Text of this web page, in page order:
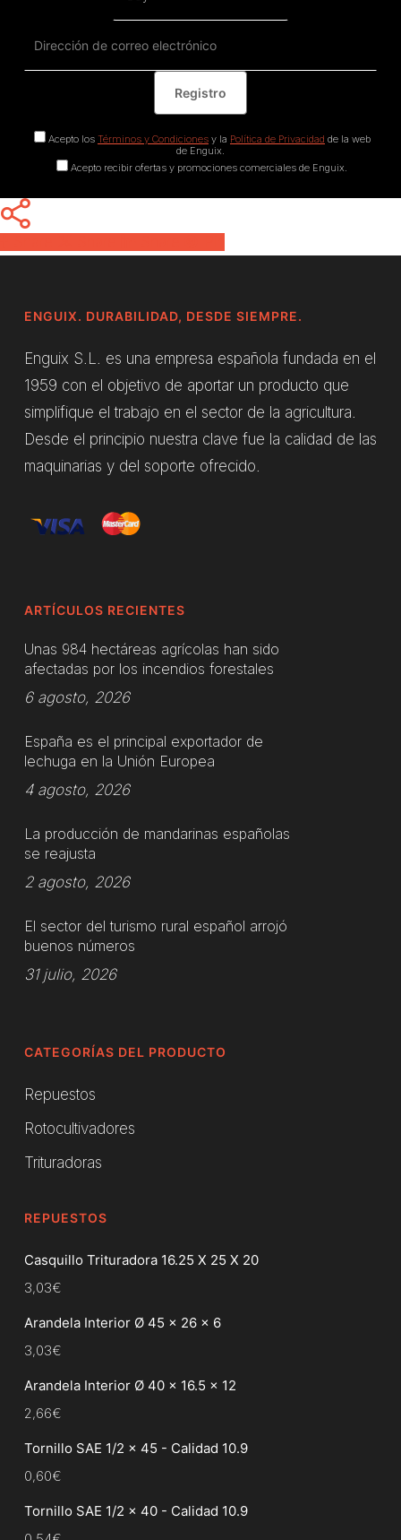
Acepto los Términos y Condicionesy la Política de Privacidad de la web
de Enguix.
Acepto recibir ofertas y promociones comerciales de Enguix.
ENGUIX. DURABILIDAD, DESDE SIEMPRE.
Enguix S.L. es una empresa española fundada en el
1959 con el objetivo de aportar un producto que
simplifique el trabajo en el sector de la agricultura.
Desde el principio nuestra clave fue la calidad de las
maquinarias y del soporte ofrecido.
ARTÍCULOS RECIENTES
Unas 984 hectáreas agrícolas han sido
afectadas por los incendios forestales
6 agosto, 2026
España es el principal exportador de
lechuga en la Unión Europea
4 agosto, 2026
La producción de mandarinas españolas
se reajusta
2 agosto, 2026
El sector del turismo rural español arrojó
buenos números
31 julio, 2026
CATEGORÍAS DEL PRODUCTO
Repuestos
Rotocultivadores
Trituradoras
REPUESTOS
Casquillo Trituradora 16.25 X 25 X 20
3,03€
Arandela Interior Ø 45 x 26 x 6
3,03€
Arandela Interior Ø 40 x 16.5 x 12
2,66€
Tornillo SAE 1/2 x 45 - Calidad 10.9
0,60€
Tornillo SAE 1/2 x 40 - Calidad 10.9